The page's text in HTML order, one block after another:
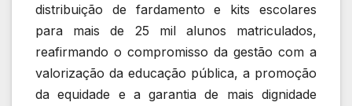
distribuição de fardamento e kits escolares
para mais de 25 mil alunos matriculados,
reafirmando o compromisso da gestão com a
valorização da educação pública, a promoção
da equidade e a garantia de mais dignidade